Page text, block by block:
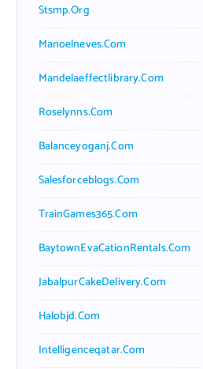
Stsmp.org
Manoelneves.com
Mandelaeffectlibrary.com
Roselynns.com
Balanceyoganj.com
Salesforceblogs.com
TrainGames365.com
BaytownEvaCationRentals.com
JabalpurCakeDelivery.com
Halobjd.com
Intelligenceqatar.com